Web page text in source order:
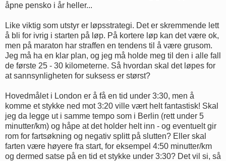
åpne pensko i år heller...
Like viktig som utstyr er løpsstrategi. Det er skremmende lett
å bli for ivrig i starten på løp. På kortere løp kan det være ok,
men på maraton har straffen en tendens til å være grusom.
Jeg må ha en klar plan, og jeg må holde meg til den i alle fall
de første 25 - 30 kilometerne. Så hvordan skal det løpes for
at sannsynligheten for suksess er størst?
Hovedmålet i London er å få en tid under 3:30, men å
komme et stykke ned mot 3:20 ville vært helt fantastisk! Skal
jeg da legge ut i samme tempo som i Berlin (rett under 5
minutter/km) og håpe at det holder helt inn - og eventuelt gir
rom for fartsøkning og negativ splitt på slutten? Eller skal
farten være høyere fra start, for eksempel 4:50 minutter/km
og dermed satse på en tid et stykke under 3:30? Det vil si, så